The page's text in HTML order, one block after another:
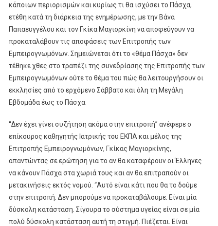
κάποιων περιορισμών και κυρίως τι θα ισχύσει το Πάσχα,
ετέθη κατά τη διάρκεια της ενημέρωσης, με την Βάνα
Παπαευγγέλου και τον Γκίκα Μαγιορκίνη να αποφεύγουν να
προκαταλάβουν τις αποφάσεις των Επιτροπής των
Εμπειρογνωμόνων. Σημειώνεται ότι το «θέμα Πάσχα» δεν
τέθηκε χθες στο τραπέζι της συνεδρίασης της Επιτροπής των
Εμπειρογνωμόνων ούτε το θέμα του πώς θα λειτουργήσουν οι
εκκλησίες από το ερχόμενο Σάββατο και όλη τη Μεγάλη
Εβδομάδα έως το Πάσχα.
“Δεν έχει γίνει συζήτηση ακόμα στην επιτροπή” ανέφερε ο
επίκουρος καθηγητής Ιατρικής του ΕΚΠΑ και μέλος της
Επιτροπής Εμπειρογνωμόνων, Γκίκας Μαγιορκίνης,
απαντώντας σε ερώτηση για το αν θα καταφέρουν οι Έλληνες
να κάνουν Πάσχα στα χωριά τους και αν θα επιτραπούν οι
μετακινήσεις εκτός νομού. “Αυτό είναι κάτι που θα το δούμε
στην επιτροπή. Δεν μπορούμε να προκαταβάλουμε. Είναι μία
δύσκολη κατάσταση. Σίγουρα το σύστημα υγείας είναι σε μία
πολύ δύσκολη κατάσταση αυτή τη στιγμή. Πιέζεται. Είναι